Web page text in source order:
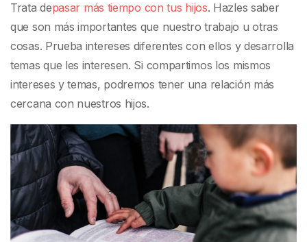
Trata depasar más tiempo con tus hijos. Hazles saber
que son más importantes que nuestro trabajo u otras
cosas. Prueba intereses diferentes con ellos y desarrolla
temas que les interesen. Si compartimos los mismos
intereses y temas, podremos tener una relación más
cercana con nuestros hijos.